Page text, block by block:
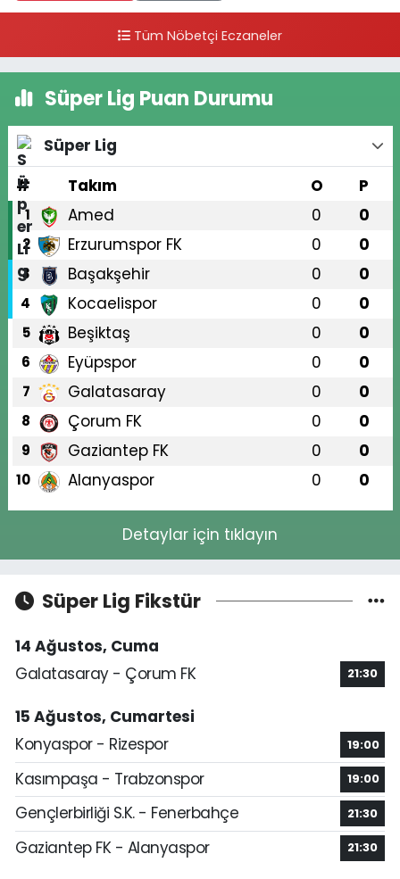
Tüm Nöbetçi Eczaneler
Süper Lig Puan Durumu
Süper Lig
#
Takım O P
1 Amed 0 0
2 Erzurumspor FK 0 0
3 Başakşehir 0 0
4 Kocaelispor 0 0
5 Beşiktaş 0 0
6 Eyüpspor 0 0
7 Galatasaray 0 0
8 Çorum FK 0 0
9 Gaziantep FK 0 0
10 Alanyaspor 0 0
Detaylar için tıklayın
Süper Lig Fikstür
14 Ağustos, Cuma
Galatasaray - Çorum FK
21:30
15 Ağustos, Cumartesi
Konyaspor - Rizespor
19:00
Kasımpaşa - Trabzonspor 19:00
Gençlerbirliği S.K. - Fenerbahçe 21:30
Gaziantep FK - Alanyaspor 21:30